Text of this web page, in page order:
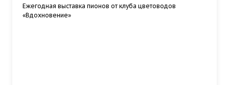
Ежегодная выставка пионов от клуба цветоводов
«Вдохновение»